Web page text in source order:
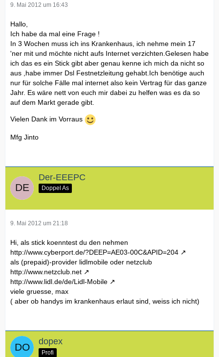
9. Mai 2012 um 16:43
Hallo,
Ich habe da mal eine Frage !
In 3 Wochen muss ich ins Krankenhaus, ich nehme mein 17
'ner mit und möchte nicht aufs Internet verzichten.Gelesen habe
ich das es ein Stick gibt aber genau kenne ich mich da nicht so
aus ,habe immer Dsl Festnetzleitung gehabt.Ich benötige auch
nur für solche Fälle mal internet also kein Vertrag für das ganze
Jahr. Es wäre nett von euch mir dabei zu helfen was es da so
auf dem Markt gerade gibt.
Vielen Dank im Vorraus
Mfg Jinto
Der-EEEPC
Doppel As
9. Mai 2012 um 21:18
Hi, als stick koenntest du den nehmen
http://www.cyberport.de/?DEEP=AE03-00C&APID=204
als (prepaid)-provider lidlmobile oder netzclub
http://www.netzclub.net
http://www.lidl.de/de/Lidl-Mobile
viele gruesse, max
( aber ob handys im krankenhaus erlaut sind, weiss ich nicht)
dopex
Profi